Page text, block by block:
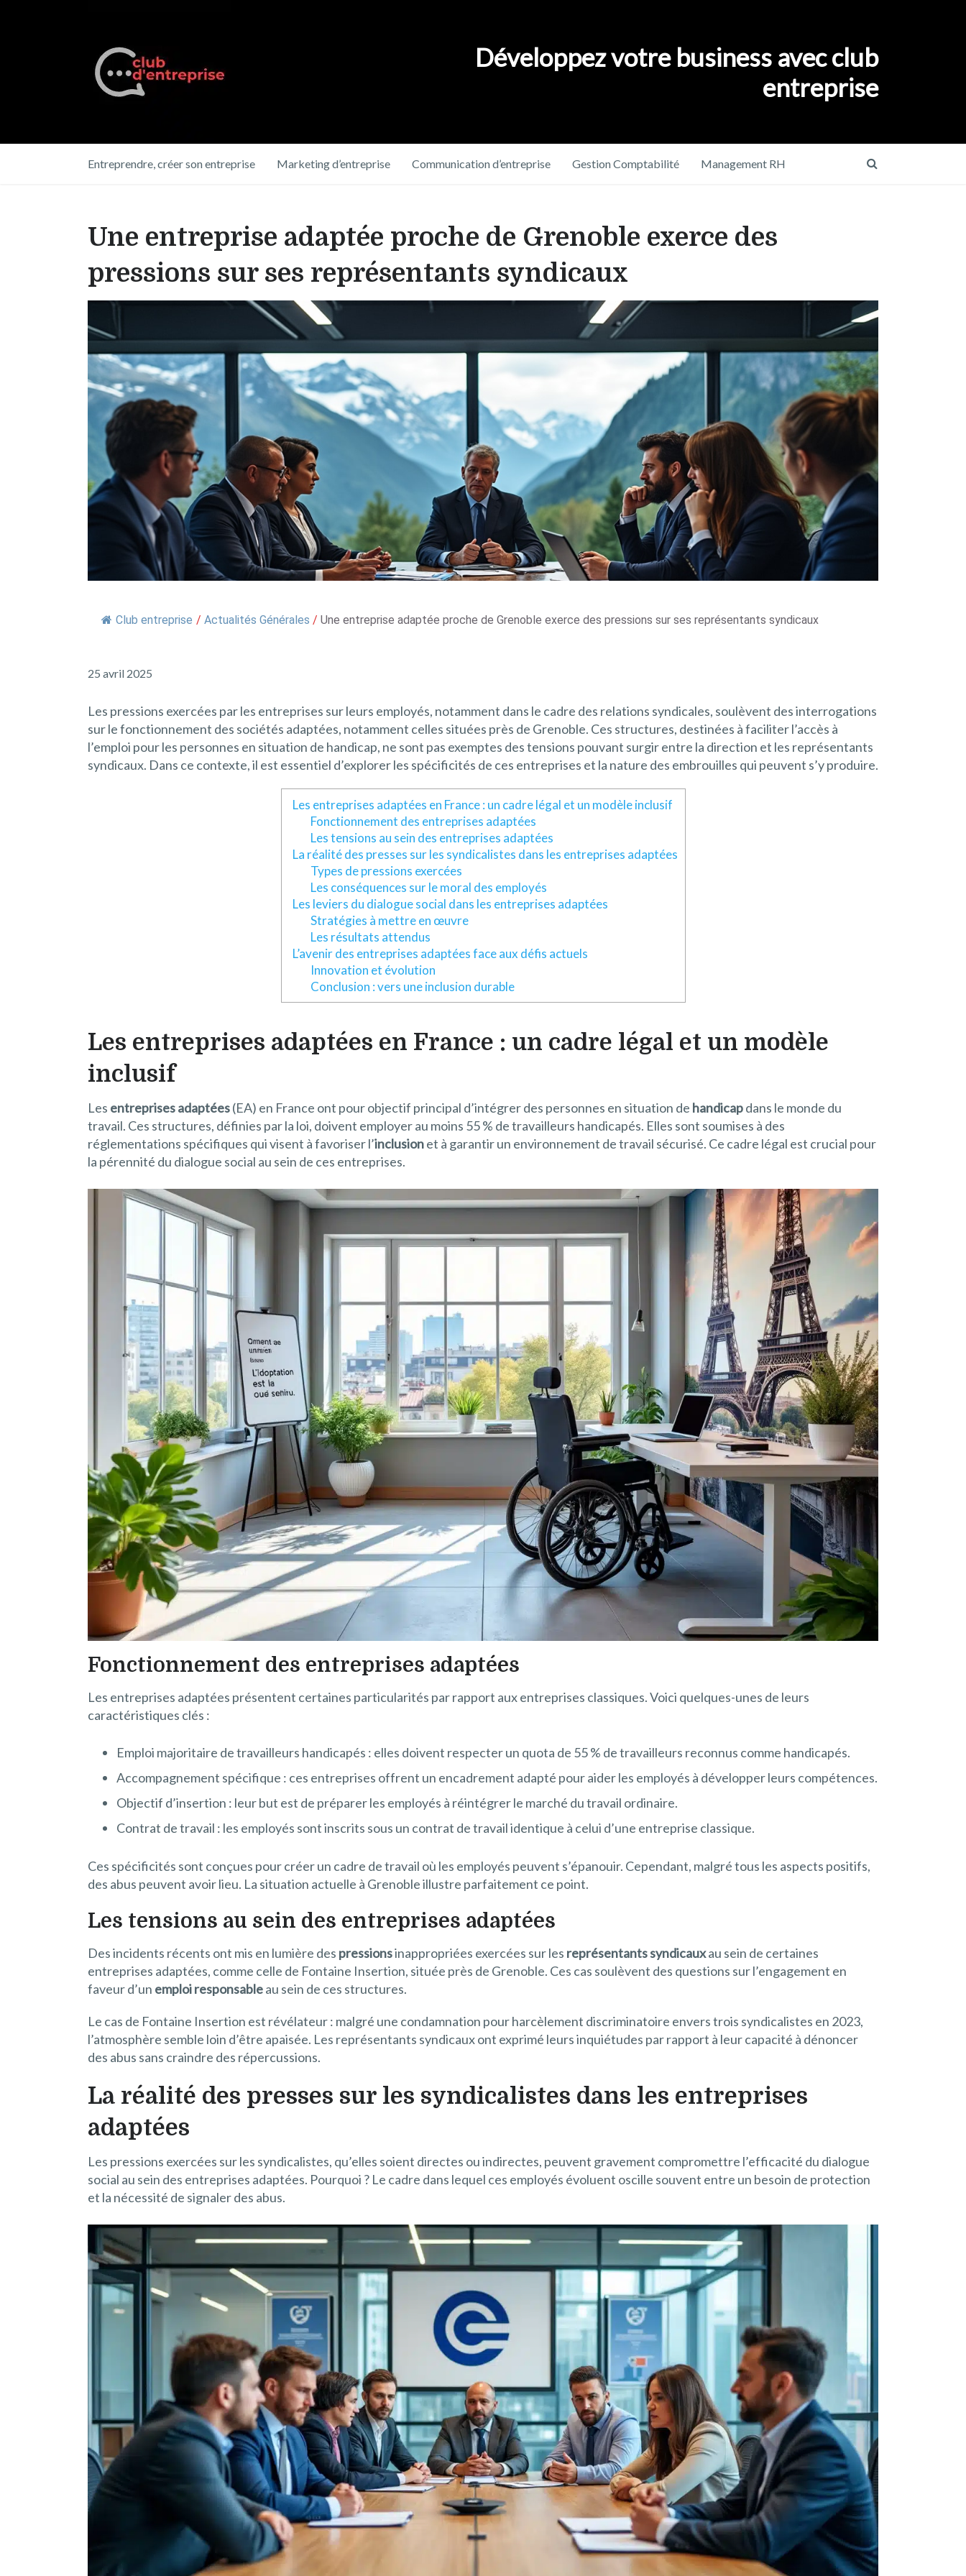
Développez votre business avec club
entreprise
Entreprendre, créer son entreprise Marketing d’entreprise Communication d’entreprise Gestion Comptabilité Management RH
Une entreprise adaptée proche de Grenoble exerce des
pressions sur ses représentants syndicaux
Club entreprise / Actualités Générales / Une entreprise adaptée proche de Grenoble exerce des pressions sur ses représentants syndicaux
25 avril 2025
Les pressions exercées par les entreprises sur leurs employés, notamment dans le cadre des relations syndicales, soulèvent des interrogations
sur le fonctionnement des sociétés adaptées, notamment celles situées près de Grenoble. Ces structures, destinées à faciliter l’accès à
l’emploi pour les personnes en situation de handicap, ne sont pas exemptes des tensions pouvant surgir entre la direction et les représentants
syndicaux. Dans ce contexte, il est essentiel d’explorer les spécificités de ces entreprises et la nature des embrouilles qui peuvent s’y produire.
Les entreprises adaptées en France : un cadre légal et un modèle inclusif
Fonctionnement des entreprises adaptées
Les tensions au sein des entreprises adaptées
La réalité des presses sur les syndicalistes dans les entreprises adaptées
Types de pressions exercées
Les conséquences sur le moral des employés
Les leviers du dialogue social dans les entreprises adaptées
Stratégies à mettre en œuvre
Les résultats attendus
L’avenir des entreprises adaptées face aux défis actuels
Innovation et évolution
Conclusion : vers une inclusion durable
Les entreprises adaptées en France : un cadre légal et un modèle
inclusif
Les entreprises adaptées(EA) en France ont pour objectif principal d’intégrer des personnes en situation de handicapdans le monde du
travail. Ces structures, définies par la loi, doivent employer au moins 55 % de travailleurs handicapés. Elles sont soumises à des
réglementations spécifiques qui visent à favoriser l’inclusionet à garantir un environnement de travail sécurisé. Ce cadre légal est crucial pour
la pérennité du dialogue social au sein de ces entreprises.
Fonctionnement des entreprises adaptées
Les entreprises adaptées présentent certaines particularités par rapport aux entreprises classiques. Voici quelques-unes de leurs
caractéristiques clés :
Emploi majoritaire de travailleurs handicapés : elles doivent respecter un quota de 55 % de travailleurs reconnus comme handicapés.
Accompagnement spécifique : ces entreprises offrent un encadrement adapté pour aider les employés à développer leurs compétences.
Objectif d’insertion : leur but est de préparer les employés à réintégrer le marché du travail ordinaire.
Contrat de travail : les employés sont inscrits sous un contrat de travail identique à celui d’une entreprise classique.
Ces spécificités sont conçues pour créer un cadre de travail où les employés peuvent s’épanouir. Cependant, malgré tous les aspects positifs,
des abus peuvent avoir lieu. La situation actuelle à Grenoble illustre parfaitement ce point.
Les tensions au sein des entreprises adaptées
Des incidents récents ont mis en lumière des pressionsinappropriées exercées sur les représentants syndicauxau sein de certaines
entreprises adaptées, comme celle de Fontaine Insertion, située près de Grenoble. Ces cas soulèvent des questions sur l’engagement en
faveur d’un emploi responsableau sein de ces structures.
Le cas de Fontaine Insertion est révélateur : malgré une condamnation pour harcèlement discriminatoire envers trois syndicalistes en 2023,
l’atmosphère semble loin d’être apaisée. Les représentants syndicaux ont exprimé leurs inquiétudes par rapport à leur capacité à dénoncer
des abus sans craindre des répercussions.
La réalité des presses sur les syndicalistes dans les entreprises
adaptées
Les pressions exercées sur les syndicalistes, qu’elles soient directes ou indirectes, peuvent gravement compromettre l’efficacité du dialogue
social au sein des entreprises adaptées. Pourquoi ? Le cadre dans lequel ces employés évoluent oscille souvent entre un besoin de protection
et la nécessité de signaler des abus.